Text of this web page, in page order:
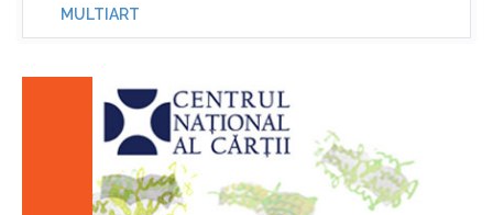
MULTIART